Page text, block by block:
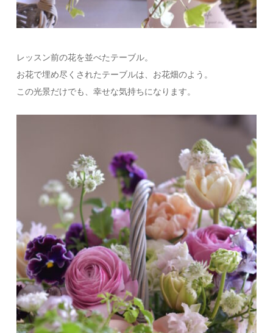
レッスン前の花を並べたテーブル。
お花で埋め尽くされたテーブルは、お花畑のよう。
この光景だけでも、幸せな気持ちになります。